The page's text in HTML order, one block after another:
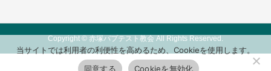
Copyright © 赤塚バプテスト教会 All Rights Reserved.
当サイトでは利用者の利便性を高めるため、Cookieを使用します。
同意する
Cookieを無効化